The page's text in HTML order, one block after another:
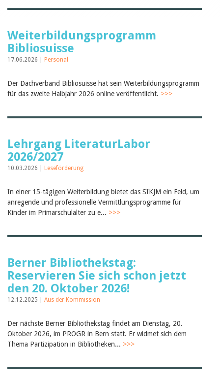
Bibliotheksangebote
Unterstützungsbeiträge
Rezensionen
Schweizer Literatur
Alle Tags
Birgit Libiszewski
Sandra Dettwyler
Céline Graf
Felicitas Isler
Andrea Grichting
Therese von Weissenfluh
Manuela Nyffeler-Lanker
Alle Autoren
Archiv
Juni 2026
Dezember 2025
November 2025
September 2025
Juli 2025
Juni 2025
März 2025
2024
2023
2022
2019
Weiterbildungsprogramm
Bibliosuisse
17.06.2026 | Personal
Der Dachverband Bibliosuisse hat sein Weiterbildungsprogramm
für das zweite Halbjahr 2026 online veröffentlicht. >>>
Lehrgang LiteraturLabor
2026/2027
10.03.2026 | Leseförderung
In einer 15-tägigen Weiterbildung bietet das SIKJM ein Feld, um
anregende und professionelle Vermittlungsprogramme für
Kinder im Primarschulalter zu e... >>>
Berner Bibliothekstag:
Reservieren Sie sich schon jetzt
den 20. Oktober 2026!
12.12.2025 | Aus der Kommission
Der nächste Berner Bibliothekstag findet am Dienstag, 20.
Oktober 2026, im PROGR in Bern statt. Er widmet sich dem
Thema Partizipation in Bibliotheken... >>>